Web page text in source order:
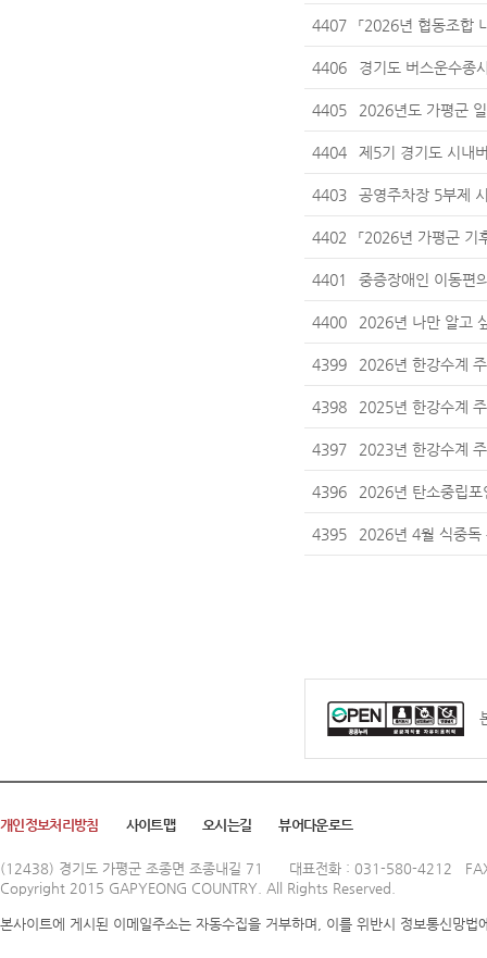
4407 「2026년 협동조합
4406 경기도 버스운수종
4405 2026년도 가평군
4404 제5기 경기도 시내
4403 공영주차장 5부제
4402 「2026년 가평군 기
4401 중증장애인 이동편
4400 2026년 나만 알고
4399 2026년 한강수계
4398 2025년 한강수계
4397 2023년 한강수계
4396 2026년 탄소중립
4395 2026년 4월 식중독
개인정보처리방침 사이트맵 오시는길 뷰어다운로드
(12438) 경기도 가평군 조종면 조종내길 71
대표전화 : 031-580-4212
Copyright 2015 GAPYEONG COUNTRY. All Rights Reserved.
본사이트에 게시된 이메일주소는 자동수집을 거부하며, 이를 위반시 정보통신망법